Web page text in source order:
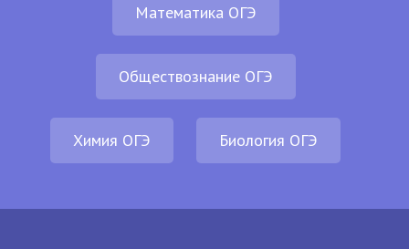
Математика ОГЭ
Обществознание ОГЭ
Химия ОГЭ Биология ОГЭ